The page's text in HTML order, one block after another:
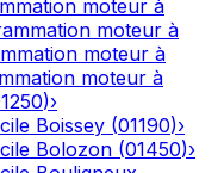
moteur à
moteur à
moteur à
moteur à
)›
Boissey (01190)›
Bolozon (01450)›